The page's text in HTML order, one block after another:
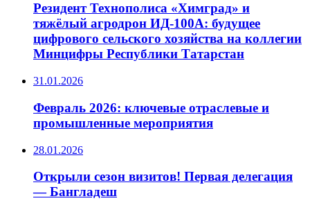
Резидент Технополиса «Химград» и
тяжёлый агродрон ИД‑100А: будущее
цифрового сельского хозяйства на коллегии
Минцифры Республики Татарстан
31.01.2026
Февраль 2026: ключевые отраслевые и
промышленные мероприятия
28.01.2026
Открыли сезон визитов! Первая делегация
— Бангладеш